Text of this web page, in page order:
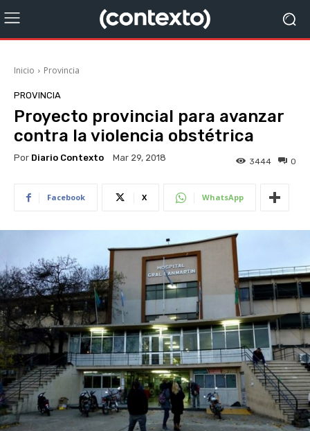
Inicio Provincia
PROVINCIA
Proyecto provincial para avanzar
contra la violencia obstétrica
Por Diario Contexto Mar 29, 2018 0
3444
Facebook X WhatsApp